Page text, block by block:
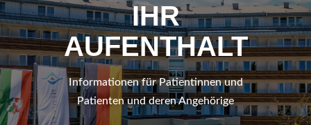
IHR
AUFENTHALT
Informationen für Patientinnen und
Patienten und deren Angehörige